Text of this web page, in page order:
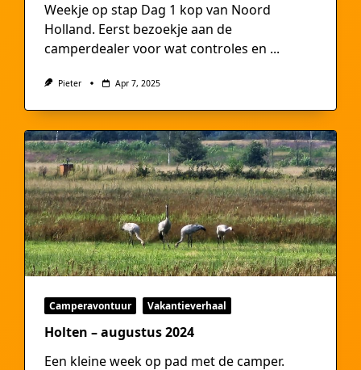
Weekje op stap Dag 1 kop van Noord
Holland. Eerst bezoekje aan de
camperdealer voor wat controles en ...
Pieter Apr 7, 2025
Camperavontuur Vakantieverhaal
Holten – augustus 2024
Een kleine week op pad met de camper.